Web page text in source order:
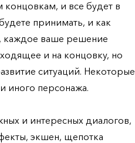
и все будет в
принимать, и как
каждое ваше решение
и на концовку, но
ситуаций. Некоторые
иного персонажа.
и интересных диалогов,
экшен, щепотка